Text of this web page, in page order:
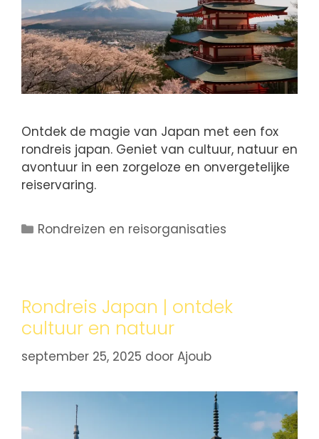
Ontdek de magie van Japan met een fox
rondreis japan. Geniet van cultuur, natuur en
avontuur in een zorgeloze en onvergetelijke
reiservaring.
Rondreizen en reisorganisaties
Rondreis Japan | ontdek
cultuur en natuur
september 25, 2025 door Ajoub